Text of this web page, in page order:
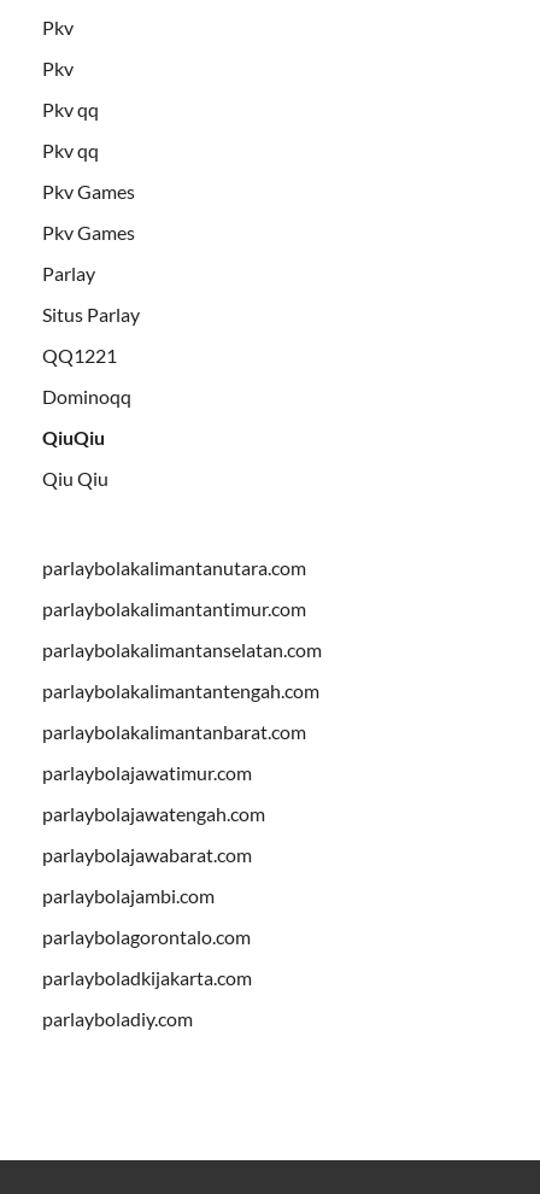
Pkv
Pkv
Pkv qq
Pkv qq
Pkv Games
Pkv Games
Parlay
Situs Parlay
QQ1221
Dominoqq
QiuQiu
Qiu Qiu
parlaybolakalimantanutara.com
parlaybolakalimantantimur.com
parlaybolakalimantanselatan.com
parlaybolakalimantantengah.com
parlaybolakalimantanbarat.com
parlaybolajawatimur.com
parlaybolajawatengah.com
parlaybolajawabarat.com
parlaybolajambi.com
parlaybolagorontalo.com
parlayboladkijakarta.com
parlayboladiy.com